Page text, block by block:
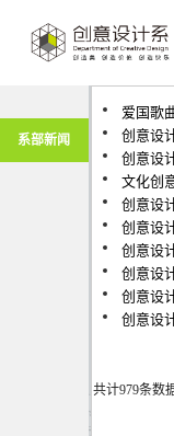
系部新闻
创意设
创意设
创意设
创意设
共计979条数